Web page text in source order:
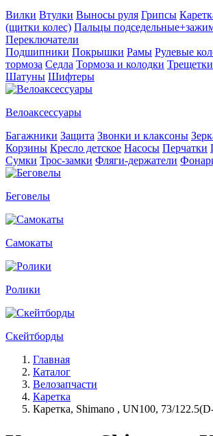
Вилки Втулки Выносы руля Грипсы
(щитки колес) Пальцы
Переключатели
Подшипники Покрышки Рамы Рулевые
тормоза Седла Тормоза и колодки
Шатуны Шифтеры
Велоаксессуары
Багажники Защита Звонки и клаксоны
Корзины Кресло детское Насосы Перчатки
Сумки Трос-замки Фляги-держатели
Беговелы
Самокаты
Ролики
Скейтборды
Главная
Каталог
Велозапчасти
Каретка
Каретка, Shimano , UN100, 73/